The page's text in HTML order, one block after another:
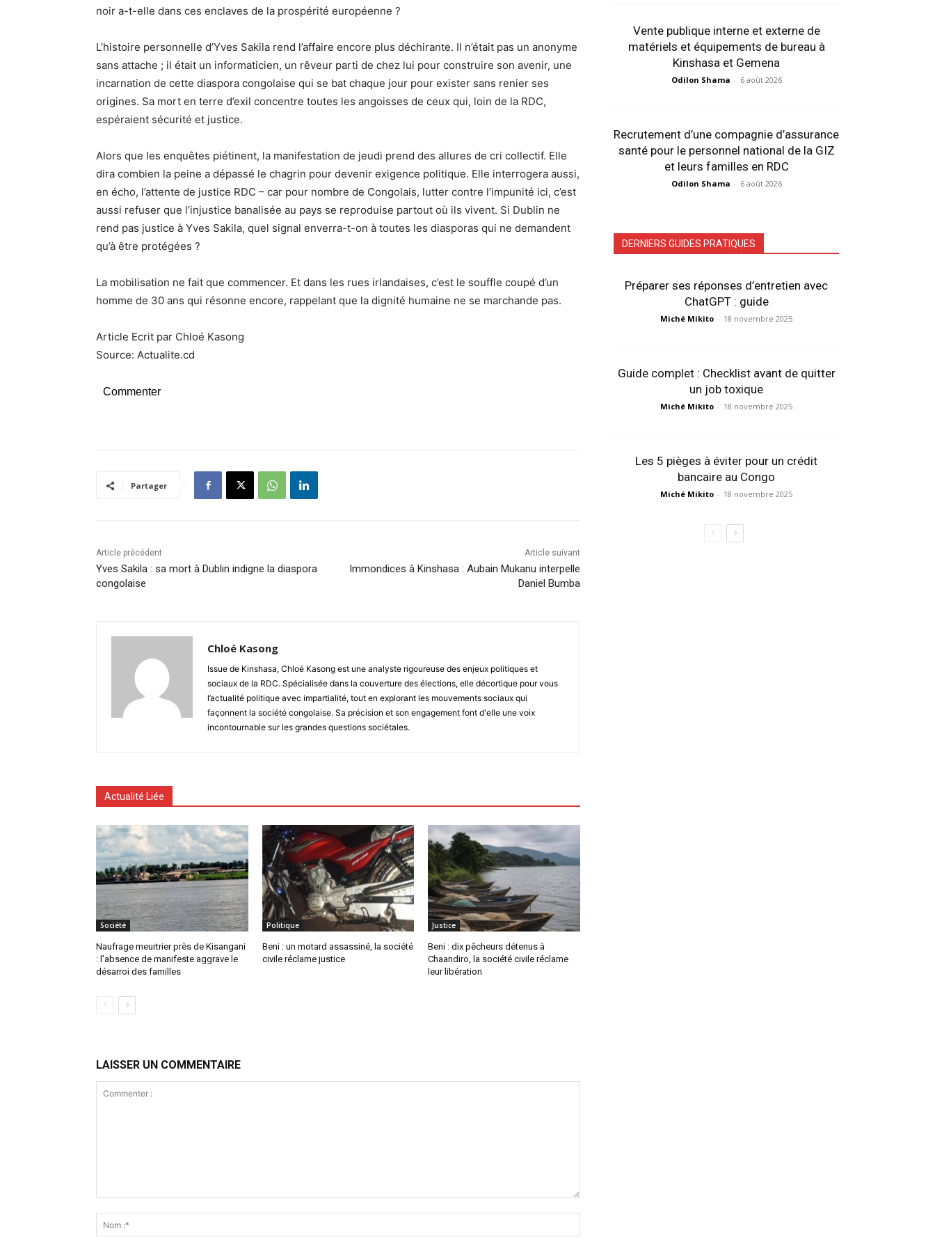
noir a-t-elle dans ces enclaves de la prospérité européenne ?
L’histoire personnelle d’Yves Sakila rend l’affaire encore plus déchirante. Il n’était pas un anonyme
sans attache ; il était un informaticien, un rêveur parti de chez lui pour construire son avenir, une
incarnation de cette diaspora congolaise qui se bat chaque jour pour exister sans renier ses
origines. Sa mort en terre d’exil concentre toutes les angoisses de ceux qui, loin de la RDC,
espéraient sécurité et justice.
Alors que les enquêtes piétinent, la manifestation de jeudi prend des allures de cri collectif. Elle
dira combien la peine a dépassé le chagrin pour devenir exigence politique. Elle interrogera aussi,
en écho, l’attente de justice RDC – car pour nombre de Congolais, lutter contre l’impunité ici, c’est
aussi refuser que l’injustice banalisée au pays se reproduise partout où ils vivent. Si Dublin ne
rend pas justice à Yves Sakila, quel signal enverra-t-on à toutes les diasporas qui ne demandent
qu’à être protégées ?
La mobilisation ne fait que commencer. Et dans les rues irlandaises, c’est le souffle coupé d’un
homme de 30 ans qui résonne encore, rappelant que la dignité humaine ne se marchande pas.
Article Ecrit par Chloé Kasong
Source: Actualite.cd
Commenter
Partager
Article précédent
Yves Sakila : sa mort à Dublin indigne la diaspora
congolaise
Article suivant
Immondices à Kinshasa : Aubain Mukanu interpelle
Daniel Bumba
Chloé Kasong
Issue de Kinshasa, Chloé Kasong est une analyste rigoureuse des enjeux politiques et
sociaux de la RDC. Spécialisée dans la couverture des élections, elle décortique pour vous
l’actualité politique avec impartialité, tout en explorant les mouvements sociaux qui
façonnent la société congolaise. Sa précision et son engagement font d'elle une voix
incontournable sur les grandes questions sociétales.
Actualité Liée
Société
Naufrage meurtrier près de Kisangani
: l’absence de manifeste aggrave le
désarroi des familles
Politique
Beni : un motard assassiné, la société
civile réclame justice
Justice
Beni : dix pêcheurs détenus à
Chaandiro, la société civile réclame
leur libération
LAISSER UN COMMENTAIRE
:*
Vente publique interne et externe de
matériels et équipements de bureau à
Kinshasa et Gemena
Odilon Shama - 6 août 2026
Recrutement d’une compagnie d’assurance
santé pour le personnel national de la GIZ
et leurs familles en RDC
Odilon Shama - 6 août 2026
DERNIERS GUIDES PRATIQUES
Préparer ses réponses d’entretien avec
ChatGPT : guide
Miché Mikito - 18 novembre 2025
Guide complet : Checklist avant de quitter
un job toxique
Miché Mikito - 18 novembre 2025
Les 5 pièges à éviter pour un crédit
bancaire au Congo
Miché Mikito - 18 novembre 2025